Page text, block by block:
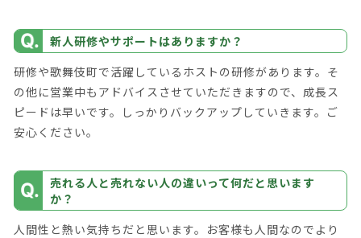
新人研修やサポートはありますか？
研修や歌舞伎町で活躍しているホストの研修があります。そ
の他に営業中もアドバイスさせていただきますので、成長ス
ピードは早いです。しっかりバックアップしていきます。ご
安心ください。
売れる人と売れない人の違いって何だと思います
か？
人間性と熱い気持ちだと思います。お客様も人間なのでより